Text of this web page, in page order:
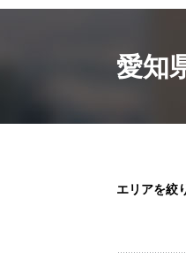
愛知
エリアを絞